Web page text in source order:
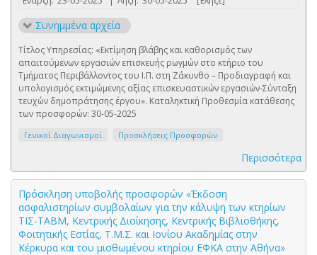
Συνημμένα αρχεία
Τίτλος Υπηρεσίας: «Εκτίμηση βλάβης και καθορισμός των
απαιτούμενων εργασιών επισκευής ρωγμών στο κτήριο του
Τμήματος Περιβάλλοντος του Ι.Π. στη Ζάκυνθο – Προδιαγραφή και
υπολογισμός εκτιμώμενης αξίας επισκευαστικών εργασιών-Σύνταξη
τευχών δημοπράτησης έργου». Καταληκτική Προθεσμία κατάθεσης
των προσφορών: 30-05-2025
Γενικοί Διαγωνισμοί Προσκλήσεις Προσφορών
Περισσότερα
Πρόσκληση υποβολής προσφορών «Έκδοση
ασφαλιστηρίων συμβολαίων για την κάλυψη των κτηρίων
ΤΙΣ-ΤΑΒΜ, Κεντρικής Διοίκησης, Κεντρικής Βιβλιοθήκης,
Φοιτητικής Εστίας, Τ.Μ.Σ. και Ιονίου Ακαδημίας στην
Κέρκυρα και του μισθωμένου κτηρίου ΕΦΚΑ στην Αθήνα»